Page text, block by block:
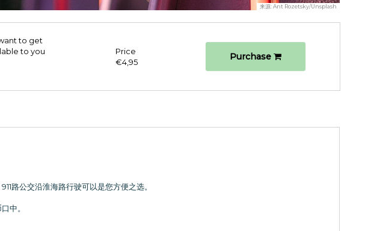
来源:Ant Rozetsky/Unsplash
to get
to you
Price
€4,95
Purchase
路公交沿淮海路行驶可以是您方便之选。
中。